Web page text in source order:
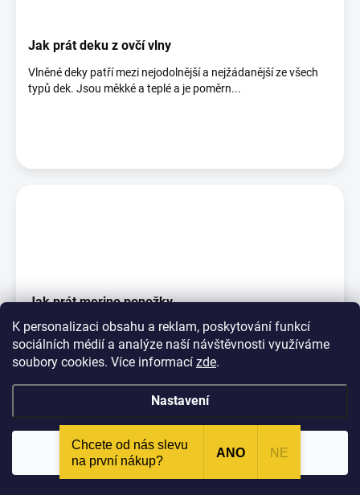
K personalizaci obsahu a reklam, poskytování funkcí
sociálních médií a analýze naší návštěvnosti využíváme
soubory cookies. Více informací zde.
Nastavení
Odmítnout Souhlasím
Jak prát deku z ovčí vlny
Vlněné deky patří mezi nejodolnější a nejžádanější ze všech
typů dek. Jsou měkké a teplé a je poměrn...
Jak prát merino ponožky
Na rozdíl od jiných vláken ta vlněná jsou pachu odolná, což
znamená, že vlněné ponožky nejsou po noš...
Chcete od nás slevu
na první nákup?
ANO NE